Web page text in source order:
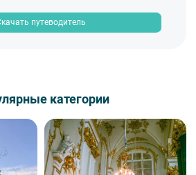
путеводитель
категории